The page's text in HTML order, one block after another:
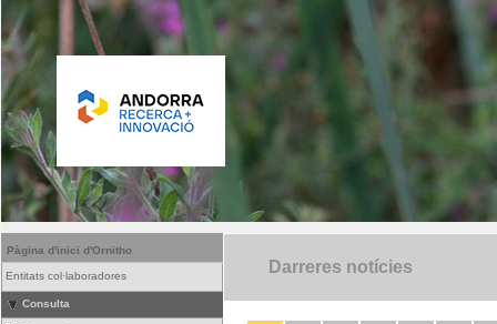
Pàgina d'inici d'Ornitho
Entitats col·laboradores
Consulta
Darreres notícies